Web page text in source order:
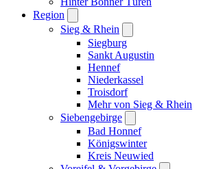
Region
Sieg & Rhein
Siegburg
Sankt Augustin
Hennef
Niederkassel
Troisdorf
Mehr von Sieg & Rhein
Siebengebirge
Bad Honnef
Königswinter
Kreis Neuwied